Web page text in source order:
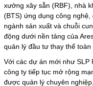
xưởng xây sẵn (RBF), nhà
(BTS) ứng dụng công
ngành sản xuất và chuỗi
động dưới nền tảng của
quản lý đầu tư thay thế toàn
Với các dự án mới như SLP
công ty tiếp tục mở rộng
được quản lý chuyên